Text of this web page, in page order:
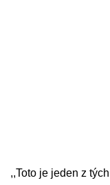
,,Toto je jeden z